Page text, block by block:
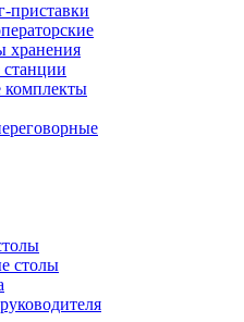
приставки
хранения
станции
комплекты
столы